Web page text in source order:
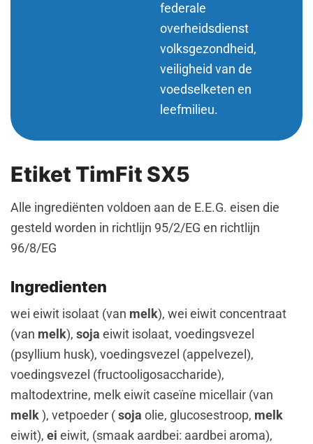
federale
overheidsdienst
volksgezondheid,
veiligheid van de
voedselketen en
leefmilieu.
Etiket TimFit SX5
Alle ingrediënten voldoen aan de E.E.G. eisen die
gesteld worden in richtlijn 95/2/EG en richtlijn
96/8/EG
Ingredienten
wei eiwit isolaat (van melk), wei eiwit concentraat
(van melk), soja eiwit isolaat, voedingsvezel
(psyllium husk), voedingsvezel (appelvezel),
voedingsvezel (fructooligosaccharide),
maltodextrine, melk eiwit caseïne micellair (van
melk), vetpoeder (soja olie, glucosestroop, melk
eiwit), ei eiwit, (smaak aardbei: aardbei aroma),